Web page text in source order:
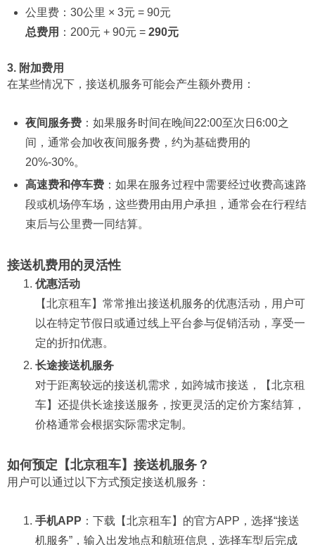
公里费：30公里 × 3元 = 90元
总费用 ：200元 + 90元 = 290元
3. 附加费用
在某些情况下，接送机服务可能会产生额外费用：
夜间服务费：如果服务时间在晚间22:00至次日6:00之
间，通常会加收夜间服务费，约为基础费用的
20%-30%。
高速费和停车费：如果在服务过程中需要经过收费高速路
段或机场停车场，这些费用由用户承担，通常会在行程结
束后与公里费一同结算。
接送机费用的灵活性
优惠活动
【北京租车】常常推出接送机服务的优惠活动，用户可
以在特定节假日或通过线上平台参与促销活动，享受一
定的折扣优惠。
长途接送机服务
对于距离较远的接送机需求，如跨城市接送，【北京租
车】还提供长途接送服务，按更灵活的定价方案结算，
价格通常会根据实际需求定制。
如何预定【北京租车】接送机服务？
用户可以通过以下方式预定接送机服务：
手机APP ：下载【北京租车】的官方APP，选择“接送
机服务”，输入出发地点和航班信息，选择车型后完成